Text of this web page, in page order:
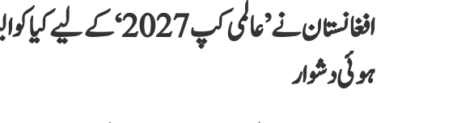
افغانستان نے ’عالمی کپ
ہوئی دشوار